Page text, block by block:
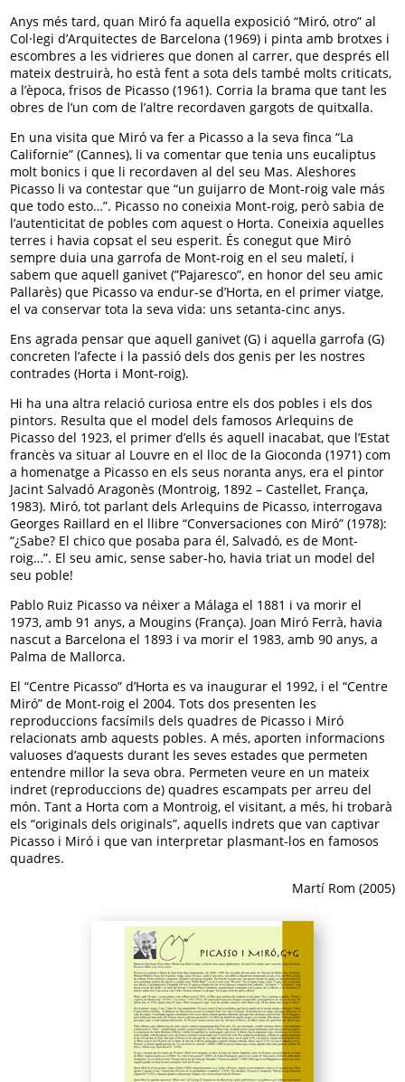
Anys més tard, quan Miró fa aquella exposició “Miró, otro” al
Col·legi d’Arquitectes de Barcelona (1969) i pinta amb brotxes i
escombres a les vidrieres que donen al carrer, que després ell
mateix destruirà, ho està fent a sota dels també molts criticats,
a l’època, frisos de Picasso (1961). Corria la brama que tant les
obres de l’un com de l’altre recordaven gargots de quitxalla.
En una visita que Miró va fer a Picasso a la seva finca “La
Californie” (Cannes), li va comentar que tenia uns eucaliptus
molt bonics i que li recordaven al del seu Mas. Aleshores
Picasso li va contestar que “un guijarro de Mont-roig vale más
que todo esto…”. Picasso no coneixia Mont-roig, però sabia de
l’autenticitat de pobles com aquest o Horta. Coneixia aquelles
terres i havia copsat el seu esperit. És conegut que Miró
sempre duia una garrofa de Mont-roig en el seu maletí, i
sabem que aquell ganivet (”Pajaresco”, en honor del seu amic
Pallarès) que Picasso va endur-se d’Horta, en el primer viatge,
el va conservar tota la seva vida: uns setanta-cinc anys.
Ens agrada pensar que aquell ganivet (G) i aquella garrofa (G)
concreten l’afecte i la passió dels dos genis per les nostres
contrades (Horta i Mont-roig).
Hi ha una altra relació curiosa entre els dos pobles i els dos
pintors. Resulta que el model dels famosos Arlequins de
Picasso del 1923, el primer d’ells és aquell inacabat, que l’Estat
francès va situar al Louvre en el lloc de la Gioconda (1971) com
a homenatge a Picasso en els seus noranta anys, era el pintor
Jacint Salvadó Aragonès (Montroig, 1892 – Castellet, França,
1983). Miró, tot parlant dels Arlequins de Picasso, interrogava
Georges Raillard en el llibre “Conversaciones con Miró” (1978):
“¿Sabe? El chico que posaba para él, Salvadó, es de Mont-
roig…”. El seu amic, sense saber-ho, havia triat un model del
seu poble!
Pablo Ruiz Picasso va néixer a Málaga el 1881 i va morir el
1973, amb 91 anys, a Mougins (França). Joan Miró Ferrà, havia
nascut a Barcelona el 1893 i va morir el 1983, amb 90 anys, a
Palma de Mallorca.
El “Centre Picasso” d’Horta es va inaugurar el 1992, i el “Centre
Miró” de Mont-roig el 2004. Tots dos presenten les
reproduccions facsímils dels quadres de Picasso i Miró
relacionats amb aquests pobles. A més, aporten informacions
valuoses d’aquests durant les seves estades que permeten
entendre millor la seva obra. Permeten veure en un mateix
indret (reproduccions de) quadres escampats per arreu del
món. Tant a Horta com a Montroig, el visitant, a més, hi trobarà
els “originals dels originals”, aquells indrets que van captivar
Picasso i Miró i que van interpretar plasmant-los en famosos
quadres.
Martí Rom (2005)